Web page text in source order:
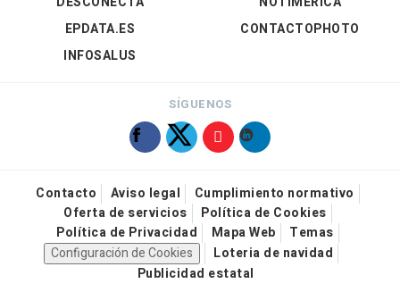
EPDATA.ES
INFOSALUS
CONTACTOPHOTO
SÍGUENOS
Contacto Aviso legal
Cumplimiento normativo
Oferta de servicios
Política de Cookies
Política de Privacidad
Mapa Web
Temas
Configuración de Cookies
Loteria de navidad
Publicidad estatal